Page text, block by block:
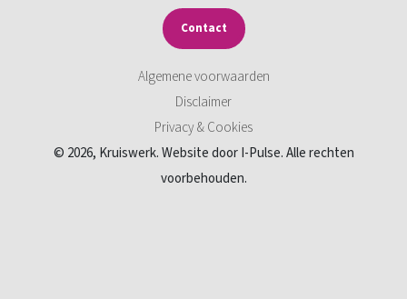
Contact
Algemene voorwaarden
Disclaimer
Privacy & Cookies
© 2026, Kruiswerk. Website door I-Pulse. Alle rechten
voorbehouden.